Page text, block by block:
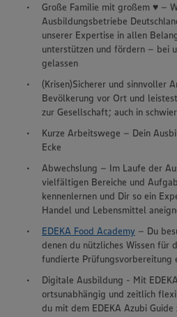
Große Familie mit großem ♥ –
Ausbildungsbetriebe
unserer Expertise in allen
unterstützen und fördern – bei
gelassen
(Krisen)Sicherer und sinnvoller
Bevölkerung vor Ort und
zur Gesellschaft; auch in
Kurze Arbeitswege – Dein
Ecke
Abwechslung – Im Laufe der
vielfältigen Bereiche und
kennenlernen und Dir so ein
Handel und Lebensmittel
EDEKA Food Academy – Du
denen du nützliches Wissen für
fundierte Prüfungsvorbereitung
Digitale Ausbildung - Mit
ortsunabhängig und zeitlich
du mit dem EDEKA Azubi Guide